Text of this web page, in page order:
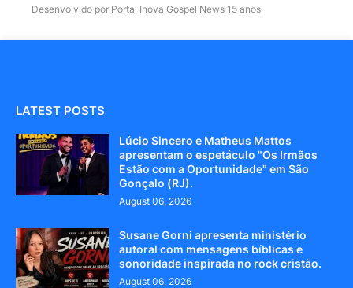
Desenvolvido por Portal Inova Gospel News 15 anos
LATEST POSTS
Lúcio Sincero e Matheus Mattos
apresentam o espetáculo "Os Irmãos
Estão com a Oportunidade" em São
Gonçalo (RJ).
August 06, 2026
Susane Gorni apresenta ministério
autoral com mensagens bíblicas e
sonoridade inspirada no rock cristão.
August 06, 2026